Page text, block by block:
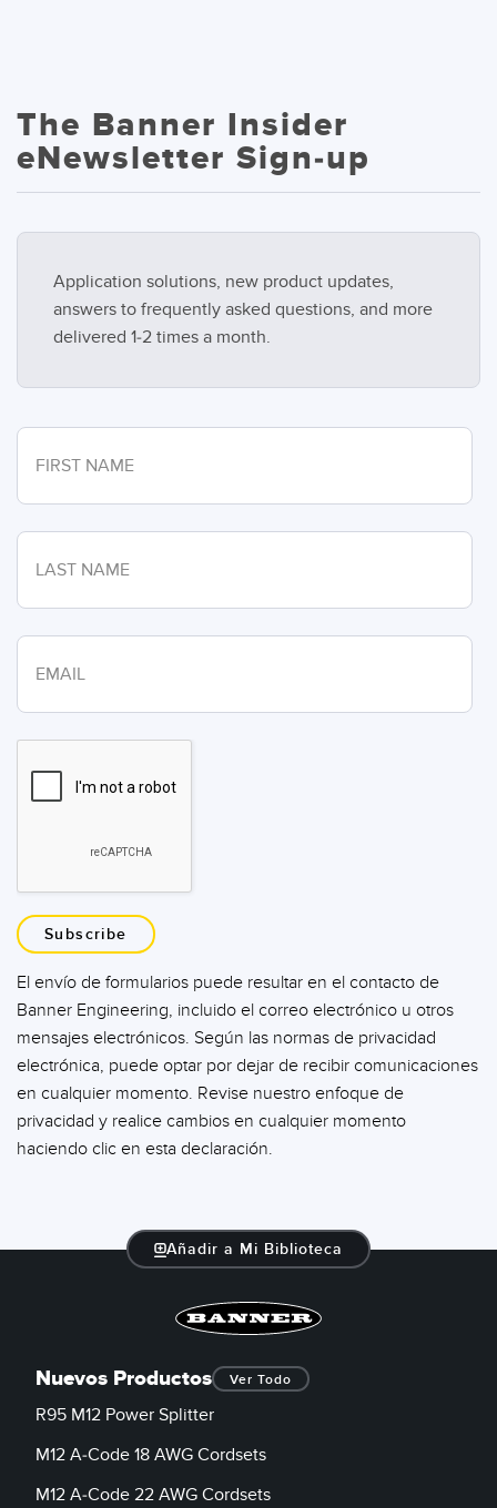
The Banner Insider
eNewsletter Sign-up
Application solutions, new product updates,
answers to frequently asked questions, and more
delivered 1-2 times a month.
Subscribe
El envío de formularios puede resultar en el contacto de
Banner Engineering, incluido el correo electrónico u otros
mensajes electrónicos. Según las normas de privacidad
electrónica, puede optar por dejar de recibir comunicaciones
en cualquier momento. Revise nuestro enfoque de
privacidad y realice cambios en cualquier momento
haciendo clic en esta declaración.
Añadir a Mi Biblioteca
Nuevos Productos Ver Todo
R95 M12 Power Splitter
M12 A-Code 18 AWG Cordsets
M12 A-Code 22 AWG Cordsets